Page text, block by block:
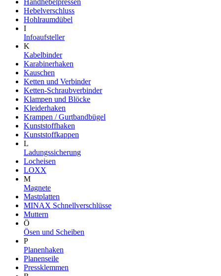
Handhebelpressen
Hebelverschluss
Hohlraumdübel
I
Infoaufsteller
K
Kabelbinder
Karabinerhaken
Kauschen
Ketten und Verbinder
Ketten-Schraubverbinder
Klampen und Blöcke
Kleiderhaken
Krampen / Gurtbandbügel
Kunststoffhaken
Kunststoffkappen
L
Ladungssicherung
Locheisen
LOXX
M
Magnete
Mastplatten
MINAX Schnellverschlüsse
Muttern
Ö
Ösen und Scheiben
P
Planenhaken
Planenseile
Pressklemmen